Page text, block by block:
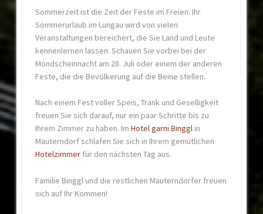
Sommerzeit ist die Zeit der Feste im Freien. Ihr
Sommerurlaub im Lungau wird von vielen
Veranstaltungen bereichert, die Sie Land und Leute
kennenlernen lassen. Schauen Sie vorbei bei der
Mondscheinnacht am 28. Juli oder einem der anderen
Feste, die die Bevölkerung auf die Beine stellen.
Nach einem Fest voller Speis, Trank und Geselligkeit
freuen Sie sich darauf, nur ein paar Schritte bis zu
Ihrem Zimmer zu haben. ImHotel garni Binggl in
Mauterndorf schlafen Sie sich in Ihrem gemütlichen
Hotelzimmer für den nächsten Tag aus.
Familie Binggl und die restlichen Mauterndorfer freuen
sich auf Ihr Kommen!